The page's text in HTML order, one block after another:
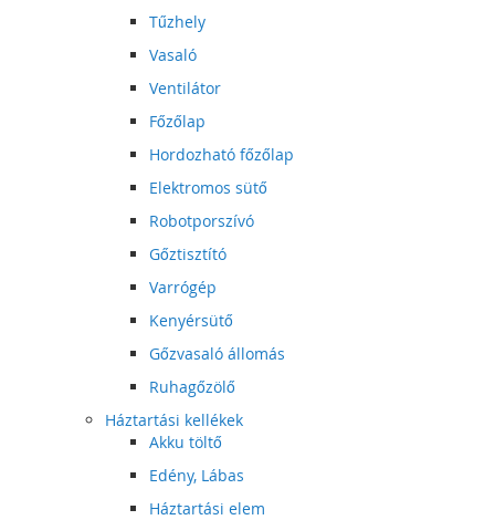
Tűzhely
Vasaló
Ventilátor
Főzőlap
Hordozható főzőlap
Elektromos sütő
Robotporszívó
Gőztisztító
Varrógép
Kenyérsütő
Gőzvasaló állomás
Ruhagőzölő
Háztartási kellékek
Akku töltő
Edény, Lábas
Háztartási elem